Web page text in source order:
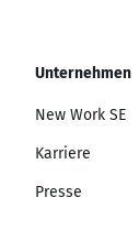
Unternehmen
New Work SE
Karriere
Presse